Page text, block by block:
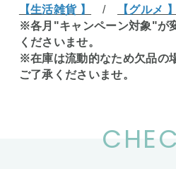
【生活雑貨 】
/ 【グルメ 】
※各月"キャンペーン対象"が
くださいませ。
※在庫は流動的なため欠品の
ご了承くださいませ。